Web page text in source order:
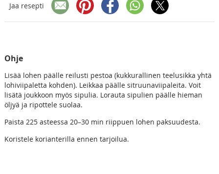
Jaa resepti
Ohje
Lisää lohen päälle reilusti pestoa (kukkurallinen teelusikka yhtä
lohiviipaletta kohden). Leikkaa päälle sitruunaviipaleita. Voit
lisätä joukkoon myös sipulia. Lorauta sipulien päälle hieman
öljyä ja ripottele suolaa.
Paista 225 asteessa 20–30 min riippuen lohen paksuudesta.
Koristele korianterilla ennen tarjoilua.